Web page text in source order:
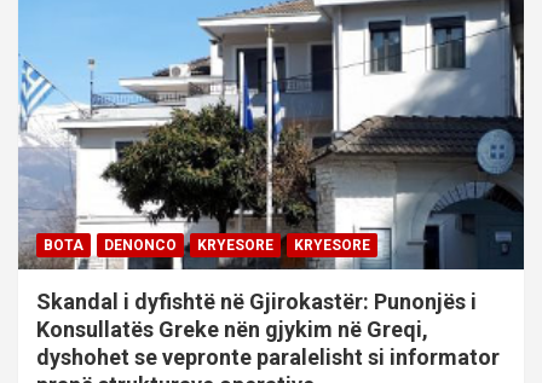
BOTA DENONCO KRYESORE KRYESORE
Skandal i dyfishtë në Gjirokastër: Punonjës i
Konsullatës Greke nën gjykim në Greqi,
dyshohet se vepronte paralelisht si informator